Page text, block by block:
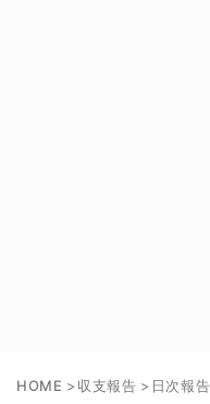
HOME >収支報告 > 日次報告